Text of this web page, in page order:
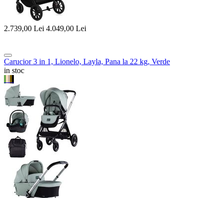
2.739,00 Lei 4.049,00 Lei
Carucior 3 in 1, Lionelo, Layla, Pana la 22 kg, Verde
in stoc